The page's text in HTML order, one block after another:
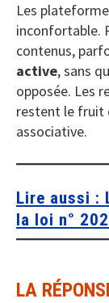
Les
inconfortable.
contenus,
active, sans
opposée. Les
restent le fruit
associative.
Lire aussi :
la loi n°
LA